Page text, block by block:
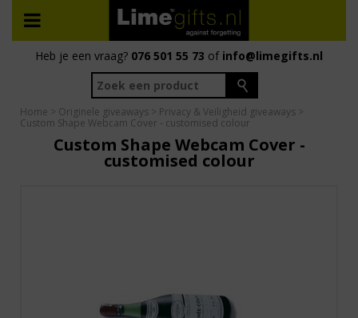
Heb je een vraag? 076 501 55 73 of info@limegifts.nl
Home > Originele giveaways > Privacy & Veiligheid giveaways >
Custom Shape Webcam Cover - customised colour
Custom Shape Webcam Cover -
customised colour